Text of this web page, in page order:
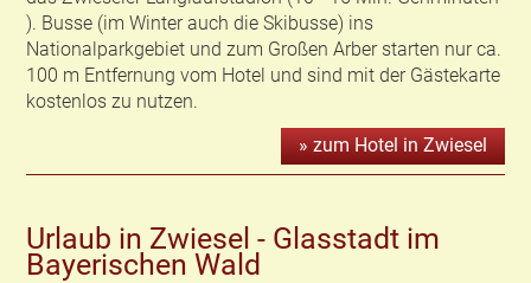
). Busse (im Winter auch die Skibusse) ins
Nationalparkgebiet und zum Großen Arber starten nur ca.
100 m Entfernung vom Hotel und sind mit der Gästekarte
kostenlos zu nutzen.
» zum Hotel in Zwiesel
Urlaub in Zwiesel - Glasstadt im
Bayerischen Wald